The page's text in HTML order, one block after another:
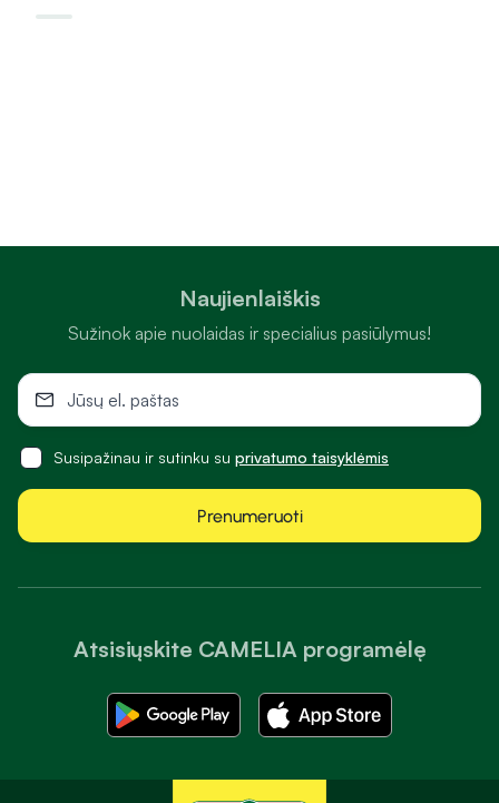
Atsisiųskite CAMELIA programėlę
Naujienlaiškis
Sužinok apie nuolaidas ir specialius pasiūlymus!
Susipažinau ir sutinku su privatumo taisyklėmis
Prenumeruoti